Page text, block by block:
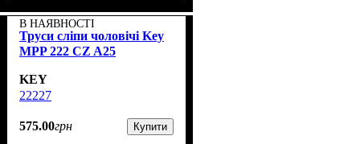
В НАЯВНОСТІ
Труси сліпи чоловічі Key
MPP 222 CZ A25
KEY
22227
575.00грн Купити